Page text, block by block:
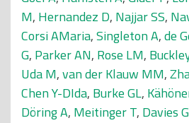
M, Hernandez D, Najjar SS,
Corsi AMaria,Singleton A,de
G, Parker AN, Rose LM,
Uda M,van der Klauw MM,
Chen Y-DIda, Burke GL,
Döring A, Meitinger T, Davies G